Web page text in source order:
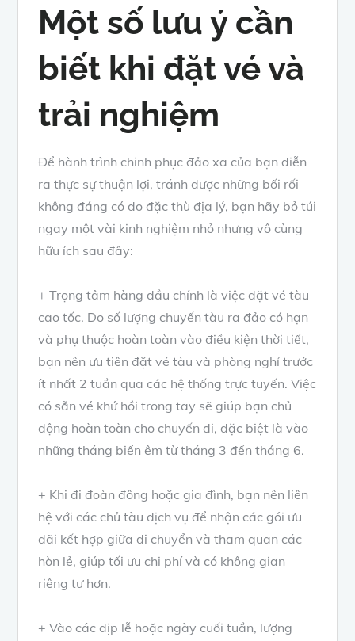
Một số lưu ý cần
biết khi đặt vé và
trải nghiệm
Để hành trình chinh phục đảo xa của bạn diễn
ra thực sự thuận lợi, tránh được những bối rối
không đáng có do đặc thù địa lý, bạn hãy bỏ túi
ngay một vài kinh nghiệm nhỏ nhưng vô cùng
hữu ích sau đây:
+ Trọng tâm hàng đầu chính là việc đặt vé tàu
cao tốc. Do số lượng chuyến tàu ra đảo có hạn
và phụ thuộc hoàn toàn vào điều kiện thời tiết,
bạn nên ưu tiên đặt vé tàu và phòng nghỉ trước
ít nhất 2 tuần qua các hệ thống trực tuyến. Việc
có sẵn vé khứ hồi trong tay sẽ giúp bạn chủ
động hoàn toàn cho chuyến đi, đặc biệt là vào
những tháng biển êm từ tháng 3 đến tháng 6.
+ Khi đi đoàn đông hoặc gia đình, bạn nên liên
hệ với các chủ tàu dịch vụ để nhận các gói ưu
đãi kết hợp giữa di chuyển và tham quan các
hòn lẻ, giúp tối ưu chi phí và có không gian
riêng tư hơn.
+ Vào các dịp lễ hoặc ngày cuối tuần, lượng